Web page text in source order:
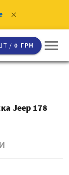
clear
/0 ГРН menu
Jeep 178